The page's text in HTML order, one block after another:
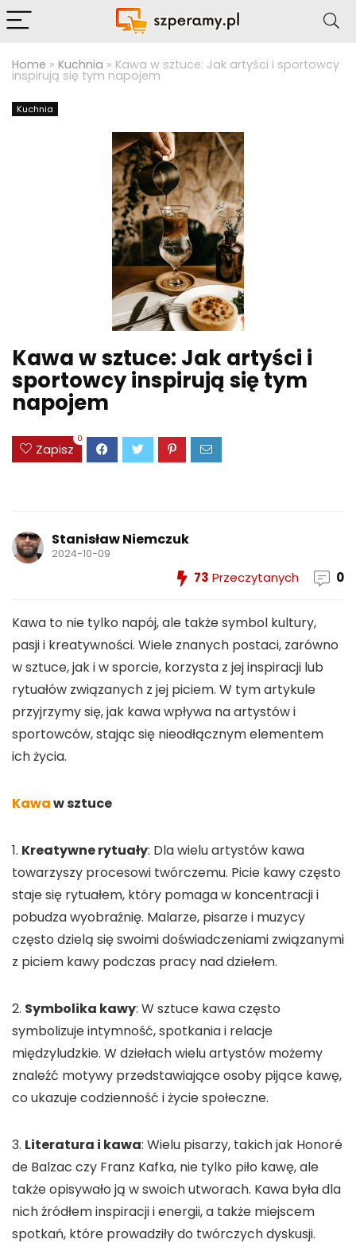
Home » Kuchnia » Kawa w sztuce: Jak artyści i sportowcy
inspirują się tym napojem
Kuchnia
Kawa w sztuce: Jak artyści i
sportowcy inspirują się tym
napojem
Zapisz
0
Stanisław Niemczuk
2024-10-09
73 Przeczytanych 0
Kawa to nie tylko napój, ale także symbol kultury,
pasji i kreatywności. Wiele znanych postaci, zarówno
w sztuce, jak i w sporcie, korzysta z jej inspiracji lub
rytuałów związanych z jej piciem. W tym artykule
przyjrzymy się, jak kawa wpływa na artystów i
sportowców, stając się nieodłącznym elementem
ich życia.
Kawaw sztuce
1. Kreatywne rytuały: Dla wielu artystów kawa
towarzyszy procesowi twórczemu. Picie kawy często
staje się rytuałem, który pomaga w koncentracji i
pobudza wyobraźnię. Malarze, pisarze i muzycy
często dzielą się swoimi doświadczeniami związanymi
z piciem kawy podczas pracy nad dziełem.
2. Symbolika kawy: W sztuce kawa często
symbolizuje intymność, spotkania i relacje
międzyludzkie. W dziełach wielu artystów możemy
znaleźć motywy przedstawiające osoby pijące kawę,
co ukazuje codzienność i życie społeczne.
3. Literatura i kawa: Wielu pisarzy, takich jak Honoré
de Balzac czy Franz Kafka, nie tylko piło kawę, ale
także opisywało ją w swoich utworach. Kawa była dla
nich źródłem inspiracji i energii, a także miejscem
spotkań, które prowadziły do twórczych dyskusji.